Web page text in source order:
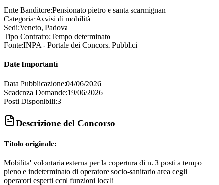
Ente Banditore:Pensionato pietro e santa scarmignan
Categoria:Avvisi di mobilità
Sedi:Veneto, Padova
Tipo Contratto:Tempo determinato
Fonte:INPA - Portale dei Concorsi Pubblici
Date Importanti
Data Pubblicazione:04/06/2026
Scadenza Domande:19/06/2026
Posti Disponibili:3
Descrizione del Concorso
Titolo originale:
Mobilita' volontaria esterna per la copertura di n. 3 posti a tempo
pieno e indeterminato di operatore socio-sanitario area degli
operatori esperti ccnl funzioni locali